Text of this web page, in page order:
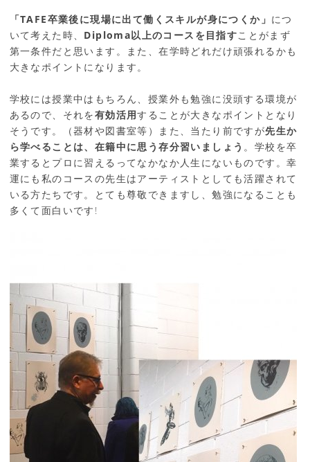
「TAFE卒業後に現場に出て働くスキルが身につくか」 につ
いて考えた時、 Diploma以上のコースを目指すことがまず
第一条件だと思います。また、在学時どれだけ頑張れるかも
大きなポイントになります。
学校には授業中はもちろん、授業外も勉強に没頭する環境が
あるので、それを有効活用することが大きなポイントとなり
そうです。（器材や図書室等）また、当たり前ですが先生か
ら学べることは、在籍中に思う存分習いましょう 。学校を卒
業するとプロに習えるってなかなか人生にないものです。幸
運にも私のコースの先生はアーティストとしても活躍されて
いる方たちです。とても尊敬できますし、勉強になることも
多くて面白いです!